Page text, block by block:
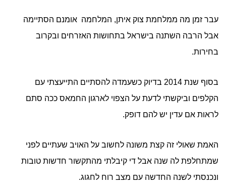
עבר זמן מה ממלחמת צוק איתן, המלחמה אומנם הסתיימה
אבל הרבה השתנה בישראל בתחושות האזרחים ובקרוב
בחירות.
בסוף שנת 2014 בדיוק כשעמדה להסתיים התייעצתי עם
הקלפים וביקשתי לדעת על הצפוי לארגון החמאס ככה סתם
לראות אם עדין יש להם דופק.
האמת שאולי זה קצת משונה לחשוב על האויב שעתיים לפני
שמתחלפת לה שנה אבל די קיבלתי מהתקשור חדשות טובות
ונכנסתי לשנה החדשה עם מצב רוח לחגוג.